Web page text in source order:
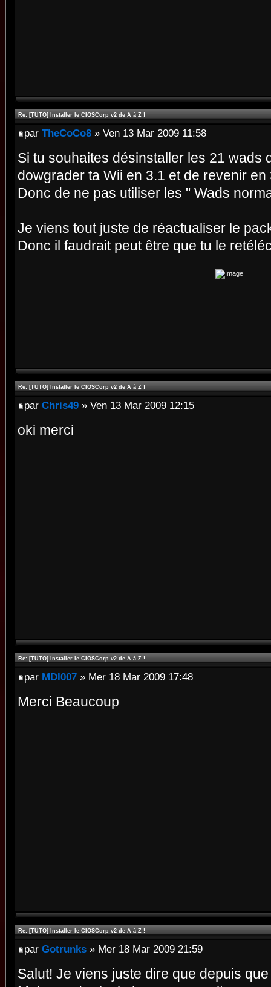
Re: [TUTO] Installer le CIOSCorp v2 de A à Z !
par TheCoCo8 » Ven 13 Mar 2009 11:58
Si tu souhaites désinstaller les 21 wads
dowgrader ta Wii en 3.1 et de revenir en
Donc de ne pas utiliser les " Wads
Je viens tout juste de réactualiser le
Donc il faudrait peut être que tu le
Re: [TUTO] Installer le CIOSCorp v2 de A à Z !
par Chris49 » Ven 13 Mar 2009 12:15
oki merci
Re: [TUTO] Installer le CIOSCorp v2 de A à Z !
par MDI007 » Mer 18 Mar 2009 17:48
Merci Beaucoup
Re: [TUTO] Installer le CIOSCorp v2 de A à Z !
par Gotrunks » Mer 18 Mar 2009 21:59
Salut! Je viens juste dire que depuis